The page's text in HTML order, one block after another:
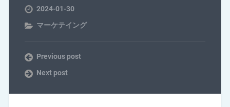
2024-01-30
マーケテイング
Previous post
Next post